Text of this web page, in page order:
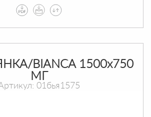
BIANCA 1500х750
МГ
01бья1575